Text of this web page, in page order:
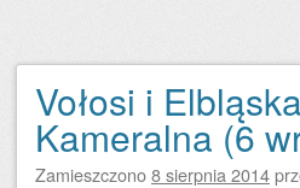
Vołosi i
Kameralna (6
Zamieszczono8 sierpnia 2014